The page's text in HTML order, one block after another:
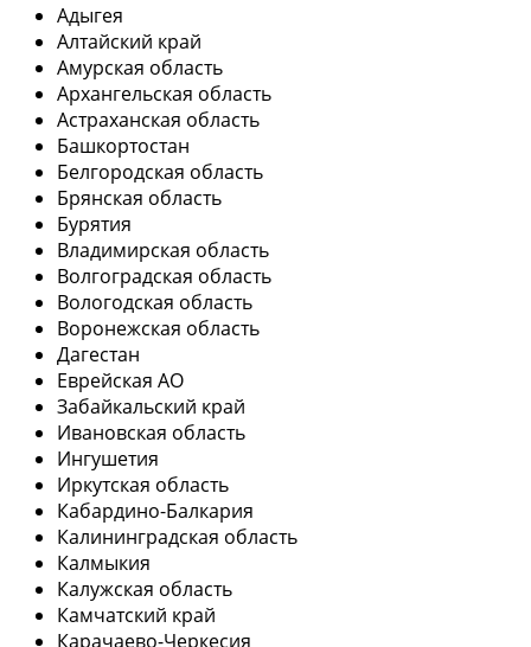
Адыгея
Алтайский край
Амурская область
Архангельская область
Астраханская область
Башкортостан
Белгородская область
Брянская область
Бурятия
Владимирская область
Волгоградская область
Вологодская область
Воронежская область
Дагестан
Еврейская АО
Забайкальский край
Ивановская область
Ингушетия
Иркутская область
Кабардино-Балкария
Калининградская область
Калмыкия
Калужская область
Камчатский край
Карачаево-Черкесия